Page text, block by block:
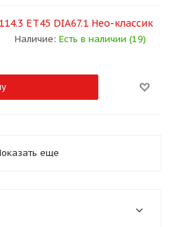
ET45 DIA67.1 Нео-классик
Наличие: Есть в наличии (19)
еще